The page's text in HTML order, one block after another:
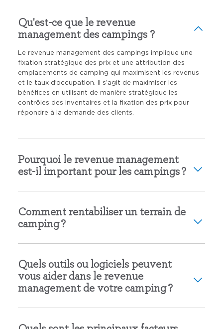
Qu'est-ce que le revenue
management des campings ?
Le revenue management des campings implique une
fixation stratégique des prix et une attribution des
emplacements de camping qui maximisent les revenus
et le taux d’occupation. Il s’agit de maximiser les
bénéfices en utilisant de manière stratégique les
contrôles des inventaires et la fixation des prix pour
répondre à la demande des clients.
Pourquoi le revenue management
est-il important pour les campings ?
Comment rentabiliser un terrain de
camping ?
Quels outils ou logiciels peuvent
vous aider dans le revenue
management de votre camping ?